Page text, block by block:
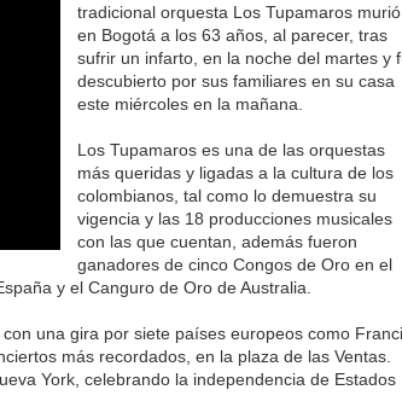
tradicional orquesta Los Tupamaros murió
en Bogotá a los 63 años, al parecer, tras
sufrir un infarto, en la noche del martes y
descubierto por sus familiares en su casa
este miércoles en la mañana.
Los Tupamaros es una de las orquestas
más queridas y ligadas a la cultura de los
colombianos, tal como lo demuestra su
vigencia y las 18 producciones musicales
con las que cuentan, además fueron
ganadores de cinco Congos de Oro en el
y el Canguro de Oro de Australia.
una gira por siete países europeos como
más recordados, en la plaza de las Ventas.
York, celebrando la independencia de Estados